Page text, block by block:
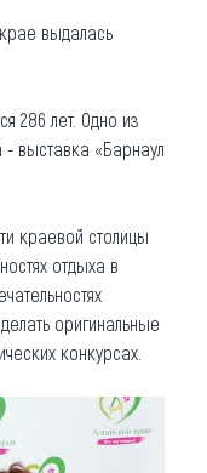
выдалась
286 лет. Одно из
- выставка «Барнаул
краевой столицы
отдыха в
оригинальные
конкурсах.